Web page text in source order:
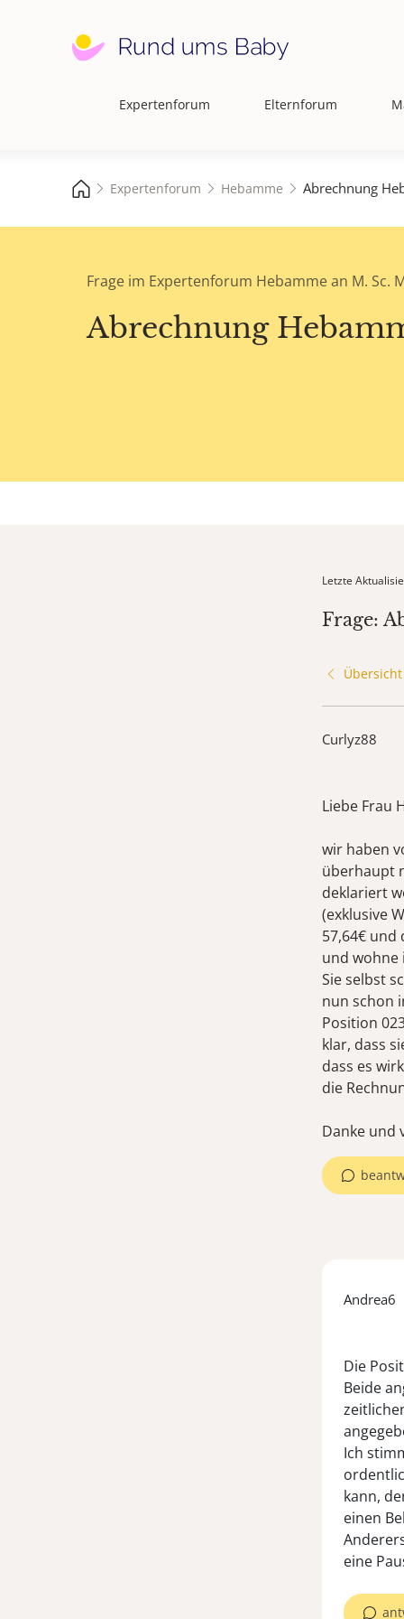
Hauptnavigation
Expertenforum Elternforum
Expertenforum Hebamme Abrechnung
Frage im Expertenforum Hebamme an M. Sc.
Abrechnung
Letzte
Frage:
Übersicht
Curlyz88
Liebe Frau
wir haben
überhaupt
deklariert
(exklusive
57,64€ und
und wohne
Sie selbst
nun schon
Position
klar, dass
dass es
die
Danke und
Andrea6
Die
Beide
Ich
kann,
einen
eine